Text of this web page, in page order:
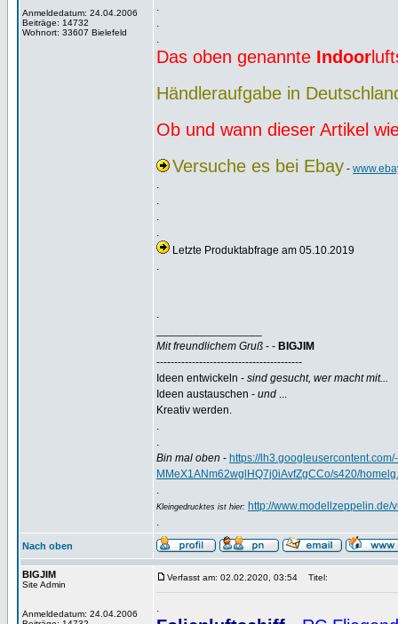
Anmeldedatum: 24.04.2006
Beiträge: 14732
Wohnort: 33607 Bielefeld
.
.
.
Das oben genannte Indoor
Händleraufgabe in
Ob und wann dieser Artikel
Versuche es bei Ebay -
.
.
.
.
Letzte Produktabfrage am 05.10.2019
.
.
Mit freundlichem Gruß - - BIGJIM
-----------------------------------------
Ideen entwickeln - sind gesucht, wer macht mit...
Ideen austauschen - und ...
Kreativ werden.
.
.
Bin mal oben - https://
MMeX1ANm62wglHQ7j0iAvfZgCCo/s420/
.
Kleingedrucktes ist hier: http://
.
Nach oben
BIGJIM
Site Admin
Anmeldedatum: 24.04.2006
Verfasst am: 02.02.2020, 03:54 Titel:
.